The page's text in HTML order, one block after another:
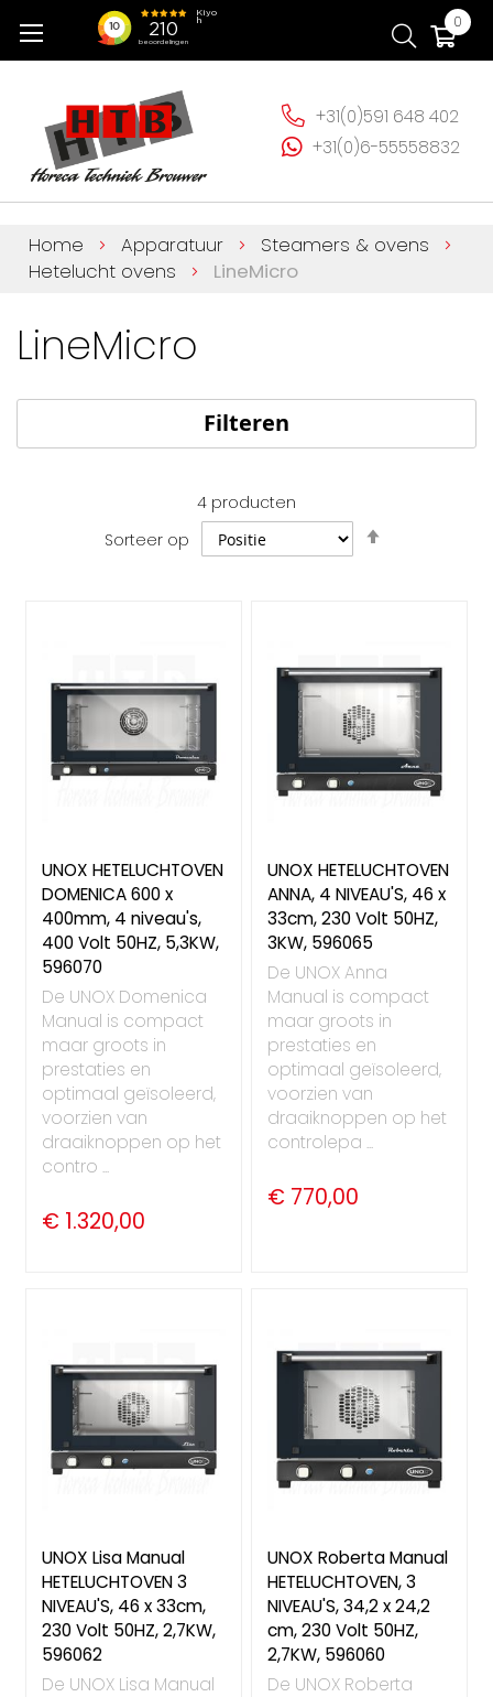
naar
0
+31(0)591 648 402
+31(0)6-55558832
Home Apparatuur
Steamers & ovens
Hetelucht ovens
LineMicro
LineMicro
Filteren
4 producten
Sorteer op
UNOX HETELUCHTOVEN
DOMENICA 600 x
400mm, 4 niveau's,
400 Volt 50HZ, 5,3KW,
596070
De UNOX Domenica
Manual is compact
maar groots in
prestaties en
optimaal geïsoleerd,
voorzien van
draaiknoppen op het
contro ...
€ 1.320,00
UNOX HETELUCHTOVEN
ANNA, 4 NIVEAU'S, 46 x
33cm, 230 Volt 50HZ,
3KW, 596065
De UNOX Anna
Manual is compact
maar groots in
prestaties en
optimaal geïsoleerd,
voorzien van
draaiknoppen op het
controlepa ...
€ 770,00
UNOX Lisa Manual
HETELUCHTOVEN 3
NIVEAU'S, 46 x 33cm,
230 Volt 50HZ, 2,7KW,
596062
De UNOX Lisa Manual
UNOX Roberta Manual
HETELUCHTOVEN, 3
NIVEAU'S, 34,2 x 24,2
cm, 230 Volt 50HZ,
2,7KW, 596060
De UNOX Roberta